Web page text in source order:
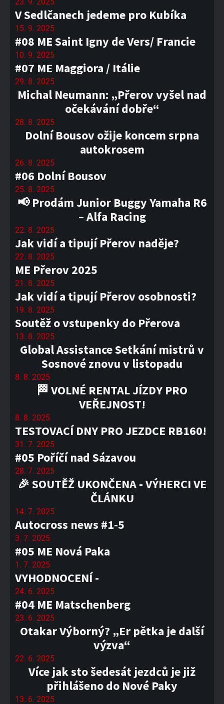
V Sedlčanech jedeme pro Kubíka
15. 9. 2025
#08 ME Saint Igny de Vers/ Francie
10. 9. 2025
#07 ME Maggiora / Itálie
29. 8. 2025
Michal Neumann: „Přerov vyšel nad
očekávání dobře“
28. 8. 2025
Dolní Bousov ožije koncem srpna
autokrosem
26. 8. 2025
#06 Dolní Bousov
25. 8. 2025
📢 Prodám Junior Buggy Yamaha R6
– Alfa Racing
22. 8. 2025
Jak vidí a tipují Přerov naděje?
22. 8. 2025
ME Přerov 2025
21. 8. 2025
Jak vidí a tipují Přerov osobnosti?
19. 8. 2025
Soutěž o vstupenky do Přerova
13. 8. 2025
Global Assistance Setkání mistrů v
Sosnové znovu v listopadu
8. 8. 2025
🏁 VOLNÉ RENTAL JÍZDY PRO
VEŘEJNOST!
8. 8. 2025
TESTOVACÍ DNY PRO JEZDCE RB160!
31. 7. 2025
#05 Poříčí nad Sázavou
28. 7. 2025
🎉 SOUTĚŽ UKONČENA - VÝHERCI VE
ČLÁNKU
14. 7. 2025
Autocross news #1-5
3. 7. 2025
#05 ME Nová Paka
1. 7. 2025
VYHODNOCENÍ -
24. 6. 2025
#04 ME Matschenberg
23. 6. 2025
Otakar Výborný? „Er pětka je další
výzva“
22. 6. 2025
Více jak sto šedesát jezdců je již
přihlášeno do Nové Paky
13. 6. 2025